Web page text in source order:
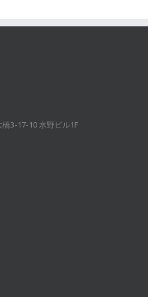
3-17-10 水野ビル1F